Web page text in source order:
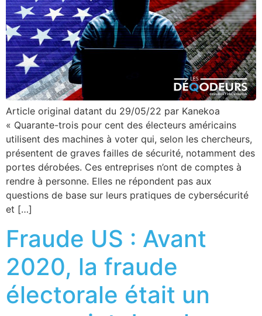
Article original datant du 29/05/22 par Kanekoa
« Quarante-trois pour cent des électeurs américains
utilisent des machines à voter qui, selon les chercheurs,
présentent de graves failles de sécurité, notamment des
portes dérobées. Ces entreprises n’ont de comptes à
rendre à personne. Elles ne répondent pas aux
questions de base sur leurs pratiques de cybersécurité
et […]
Fraude US : Avant
2020, la fraude
électorale était un